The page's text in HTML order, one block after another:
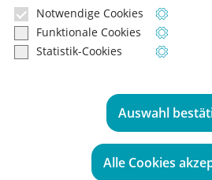
Notwendige Cookies
Funktionale Cookies
Statistik-Cookies
Auswahl
Alle Cookies
wir beraten Sie
0221 - 99